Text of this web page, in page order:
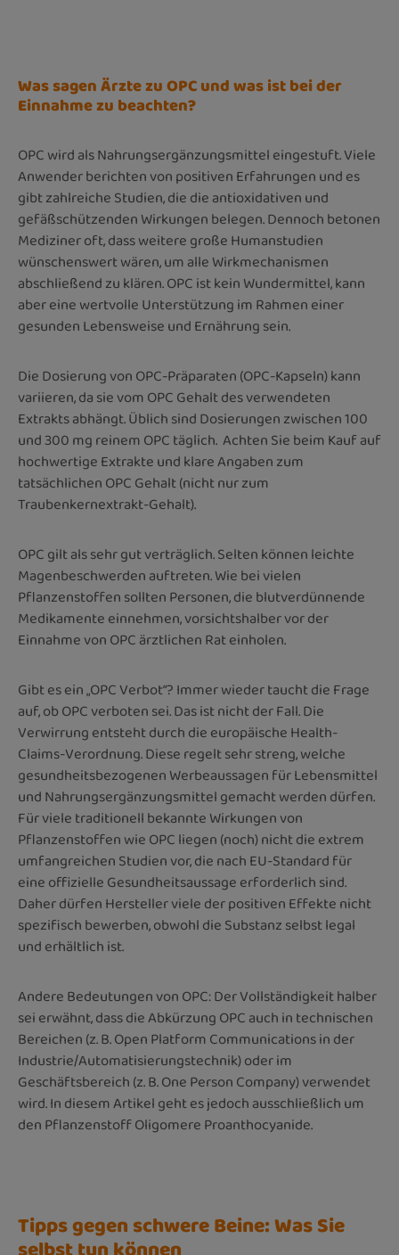
Was sagen Ärzte zu OPC und was ist bei der
Einnahme zu beachten?
OPC wird als Nahrungsergänzungsmittel eingestuft. Viele
Anwender berichten von positiven Erfahrungen und es
gibt zahlreiche Studien, die die antioxidativen und
gefäßschützenden Wirkungen belegen. Dennoch betonen
Mediziner oft, dass weitere große Humanstudien
wünschenswert wären, um alle Wirkmechanismen
abschließend zu klären. OPC ist kein Wundermittel, kann
aber eine wertvolle Unterstützung im Rahmen einer
gesunden Lebensweise und Ernährung sein.
Die Dosierung von OPC-Präparaten (OPC-Kapseln) kann
variieren, da sie vom OPC Gehaltdes verwendeten
Extrakts abhängt. Üblich sind Dosierungen zwischen 100
und 300 mg reinem OPC täglich. Achten Sie beim Kauf auf
hochwertige Extrakte und klare Angaben zum
tatsächlichen OPC Gehalt (nicht nur zum
Traubenkernextrakt-Gehalt).
OPC gilt als sehr gut verträglich. Selten können leichte
Magenbeschwerden auftreten. Wie bei vielen
Pflanzenstoffen sollten Personen, die blutverdünnende
Medikamente einnehmen, vorsichtshalber vor der
Einnahme von OPC ärztlichen Rat einholen.
Gibt es ein „OPC Verbot“? Immer wieder taucht die Frage
auf, ob OPC verboten sei. Das ist nicht der Fall. Die
Verwirrung entsteht durch die europäische Health-
Claims-Verordnung. Diese regelt sehr streng, welche
gesundheitsbezogenen Werbeaussagen für Lebensmittel
und Nahrungsergänzungsmittel gemacht werden dürfen.
Für viele traditionell bekannte Wirkungen von
Pflanzenstoffen wie OPC liegen (noch) nicht die extrem
umfangreichen Studien vor, die nach EU-Standard für
eine offizielle Gesundheitsaussage erforderlich sind.
Daher dürfen Hersteller viele der positiven Effekte nicht
spezifisch bewerben, obwohl die Substanz selbst legal
und erhältlich ist.
Andere Bedeutungen von OPC: Der Vollständigkeit halber
sei erwähnt, dass die Abkürzung OPC auch in technischen
Bereichen (z. B. Open Platform Communications in der
Industrie/Automatisierungstechnik) oder im
Geschäftsbereich (z. B. One Person Company) verwendet
wird. In diesem Artikel geht es jedoch ausschließlich um
den Pflanzenstoff Oligomere Proanthocyanide.
Tipps gegen schwere Beine: Was Sie